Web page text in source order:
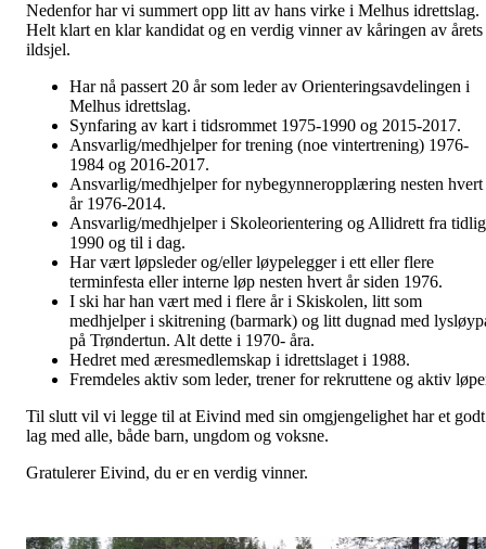
Nedenfor har vi summert opp litt av hans virke i Melhus idrettslag.
Helt klart en klar kandidat og en verdig vinner av kåringen av årets
ildsjel.
Har nå passert 20 år som leder av Orienteringsavdelingen i
Melhus idrettslag.
Synfaring av kart i tidsrommet 1975-1990 og 2015-2017.
Ansvarlig/medhjelper for trening (noe vintertrening) 1976-
1984 og 2016-2017.
Ansvarlig/medhjelper for nybegynneropplæring nesten hvert
år 1976-2014.
Ansvarlig/medhjelper i Skoleorientering og Allidrett fra tidlig
1990 og til i dag.
Har vært løpsleder og/eller løypelegger i ett eller flere
terminfesta eller interne løp nesten hvert år siden 1976.
I ski har han vært med i flere år i Skiskolen, litt som
medhjelper i skitrening (barmark) og litt dugnad med
på Trøndertun. Alt dette i 1970- åra.
Hedret med æresmedlemskap i idrettslaget i 1988.
Fremdeles aktiv som leder, trener for rekruttene og aktiv
Til slutt vil vi legge til at Eivind med sin omgjengelighet har et godt
lag med alle, både barn, ungdom og voksne.
Gratulerer Eivind, du er en verdig vinner.